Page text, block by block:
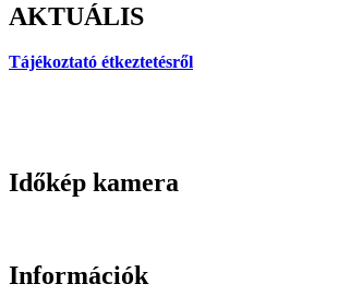
AKTUÁLIS
Tájékoztató étkeztetésről
Időkép kamera
Információk